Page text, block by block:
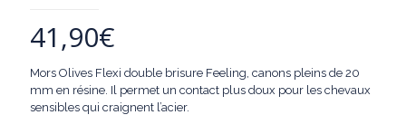
41,90€
Mors Olives Flexi double brisure Feeling, canons pleins de 20
mm en résine. Il permet un contact plus doux pour les chevaux
sensibles qui craignent l’acier.